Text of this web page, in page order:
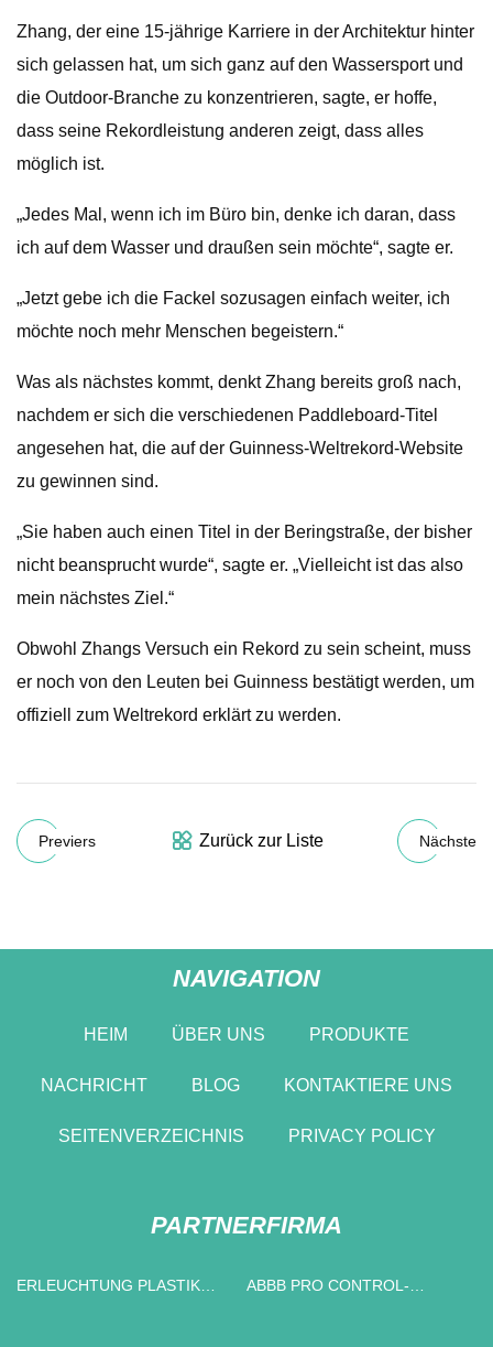
Zhang, der eine 15-jährige Karriere in der Architektur hinter
sich gelassen hat, um sich ganz auf den Wassersport und
die Outdoor-Branche zu konzentrieren, sagte, er hoffe,
dass seine Rekordleistung anderen zeigt, dass alles
möglich ist.
„Jedes Mal, wenn ich im Büro bin, denke ich daran, dass
ich auf dem Wasser und draußen sein möchte“, sagte er.
„Jetzt gebe ich die Fackel sozusagen einfach weiter, ich
möchte noch mehr Menschen begeistern.“
Was als nächstes kommt, denkt Zhang bereits groß nach,
nachdem er sich die verschiedenen Paddleboard-Titel
angesehen hat, die auf der Guinness-Weltrekord-Website
zu gewinnen sind.
„Sie haben auch einen Titel in der Beringstraße, der bisher
nicht beansprucht wurde“, sagte er. „Vielleicht ist das also
mein nächstes Ziel.“
Obwohl Zhangs Versuch ein Rekord zu sein scheint, muss
er noch von den Leuten bei Guinness bestätigt werden, um
offiziell zum Weltrekord erklärt zu werden.
Previers Zurück zur Liste Nächste
NAVIGATION
HEIM ÜBER UNS PRODUKTE
NACHRICHT BLOG KONTAKTIERE UNS
SEITENVERZEICHNIS PRIVACY POLICY
PARTNERFIRMA
ERLEUCHTUNG PLASTIK
ABBB PRO CONTROL-